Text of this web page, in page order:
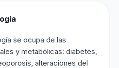
se ocupa de las
y metabólicas: diabetes,
alteraciones del